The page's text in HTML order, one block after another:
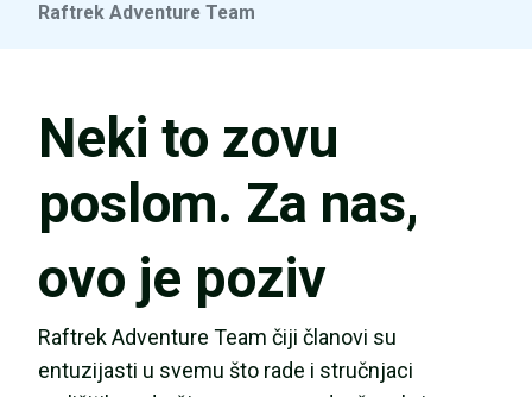
Raftrek Adventure Team
Neki to zovu
poslom. Za nas,
ovo je poziv
Raftrek Adventure Team čiji članovi su
entuzijasti u svemu što rade i stručnjaci